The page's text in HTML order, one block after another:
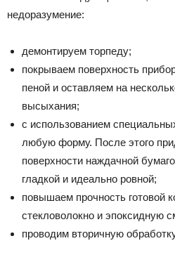
недоразумение:
демонтируем торпеду;
покрываем поверхность
пеной и оставляем на
высыхания;
с использованием
любую форму. После этого
поверхности наждачной
гладкой и идеально ровной;
повышаем прочность готовой
стекловолокно и эпоксидную
проводим вторичную